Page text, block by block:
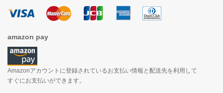
amazon pay
Amazonアカウントに登録されているお支払い情報と配送先を利用して
すぐにお支払いができます。